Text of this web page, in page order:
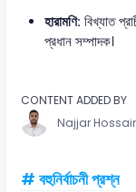
হারামণি: বিখ্যাত
প্রধান সম্পাদক।
CONTENT ADDED BY
Najjar
# বহুনির্বাচনী প্রশ্ন